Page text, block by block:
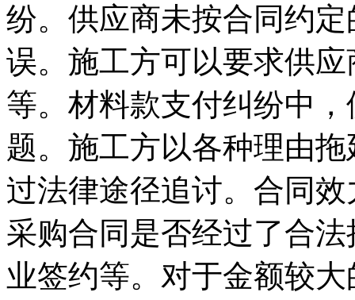
纷。供应商未按合同约
误。施工方可以要求供
等。材料款支付纠纷中
题。施工方以各种理由
过法律途径追讨。合同
采购合同是否经过了合
业签约等。对于金额较